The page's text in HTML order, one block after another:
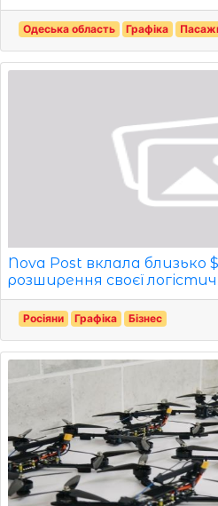
Одеська область Графіка
Nova Post вклала близько
розширення своєї
Росіяни Графіка Бізнес